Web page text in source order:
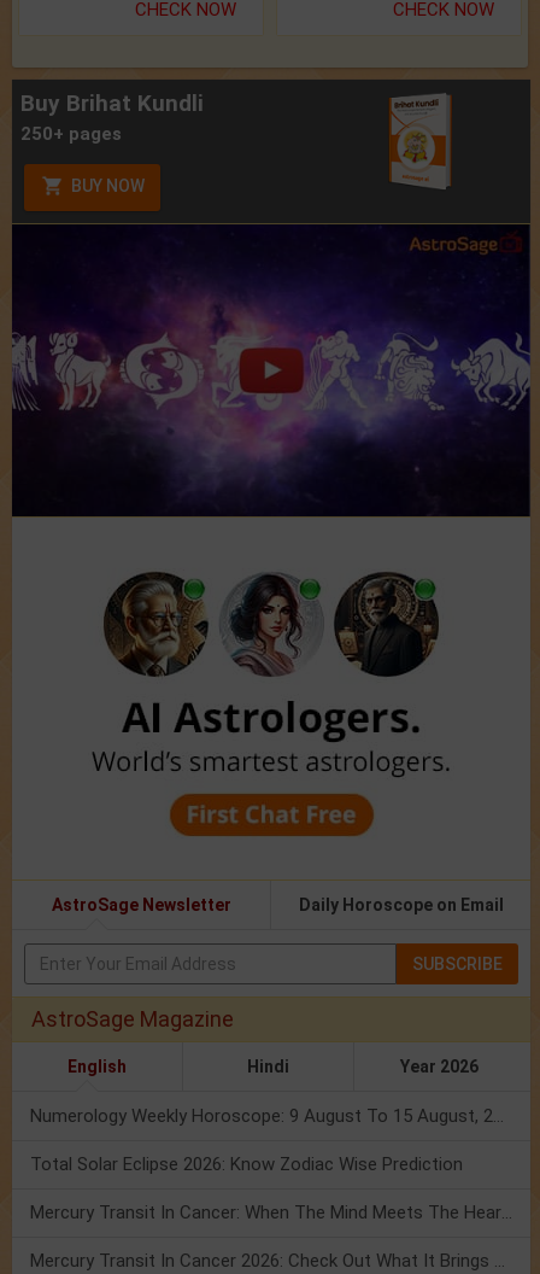
CHECK NOW CHECK NOW
Buy Brihat Kundli
250+ pages
BUY NOW
AstroSage Newsletter Daily Horoscope on Email
SUBSCRIBE
AstroSage Magazine
English Hindi Year 2026
Numerology Weekly Horoscope: 9 August To 15 August, 2026
Total Solar Eclipse 2026: Know Zodiac Wise Prediction
Mercury Transit In Cancer: When The Mind Meets The Heart!
Mercury Transit In Cancer 2026: Check Out What It Brings For You